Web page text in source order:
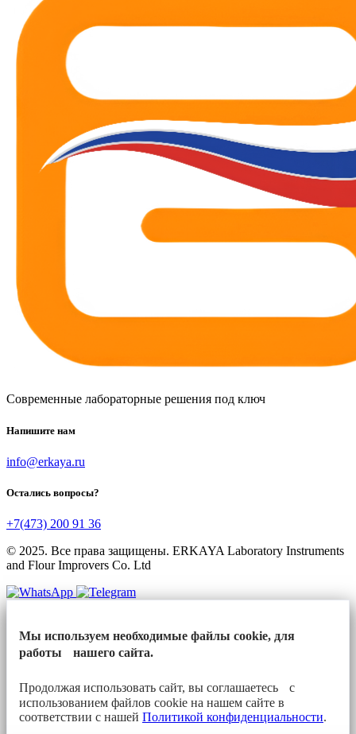
Современные лабораторные решения под ключ
Напишите нам
info@erkaya.ru
Остались вопросы?
+7(473) 200 91 36
© 2025. Все права защищены. ERKAYA Laboratory Instruments
and Flour Improvers Co. Ltd
Мы используем необходимые файлы cookie, для
работы нашего сайта.
Продолжая использовать сайт, вы соглашаетесь с
использованием файлов cookie на нашем сайте в
соответствии с нашей Политикой конфиденциальности.